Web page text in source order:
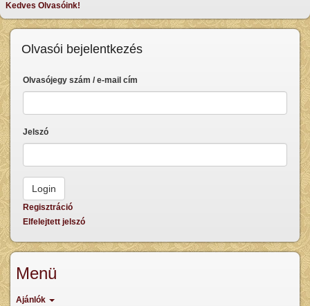
Kedves Olvasóink!
Olvasói bejelentkezés
Olvasójegy szám / e-mail cím
Jelszó
Regisztráció
Elfelejtett jelszó
Menü
Ajánlók